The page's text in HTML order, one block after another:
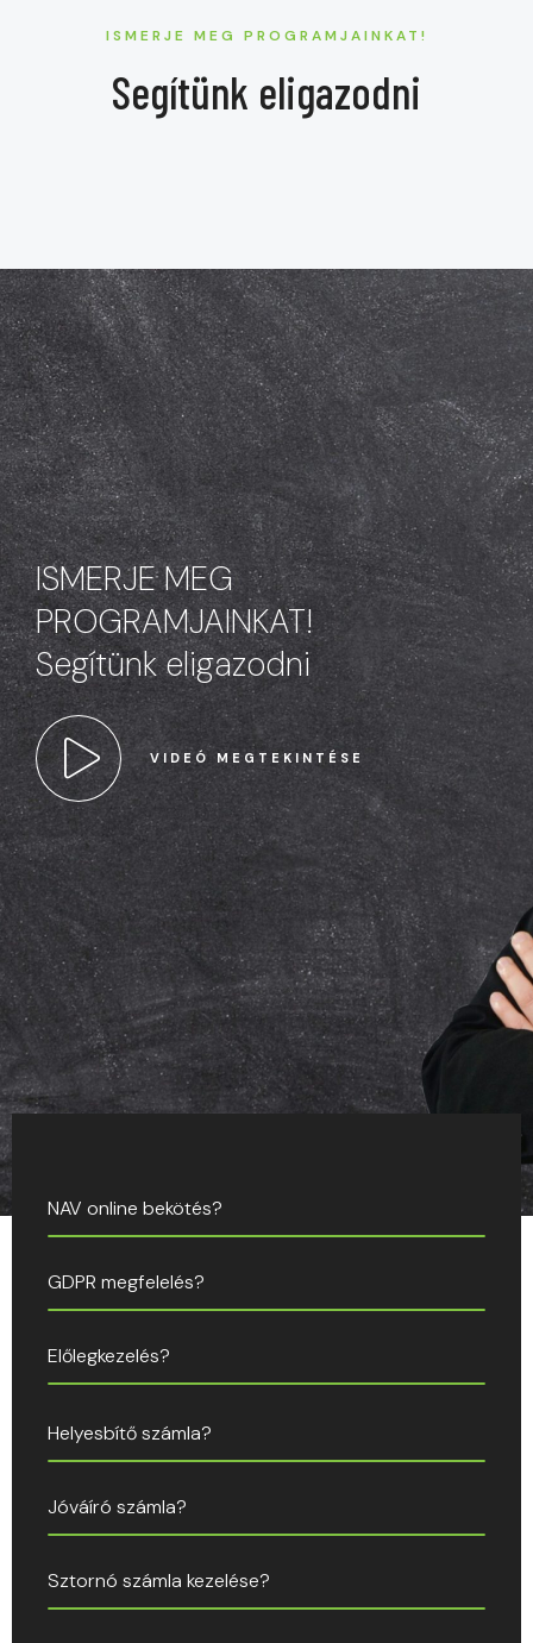
ISMERJE MEG PROGRAMJAINKAT!
Segítünk eligazodni
ISMERJE MEG
PROGRAMJAINKAT!
Segítünk eligazodni
VIDEÓ MEGTEKINTÉSE
NAV online bekötés?
GDPR megfelelés?
Előlegkezelés?
Helyesbítő számla?
Jóváíró számla?
Sztornó számla kezelése?